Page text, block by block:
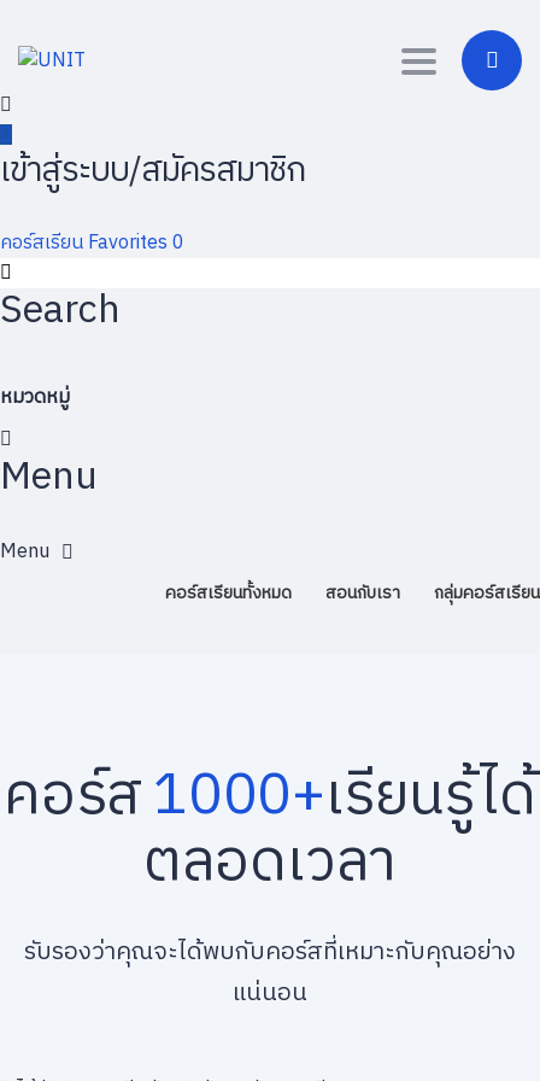
Toggle
เข้าสู่ระบบ/สมัครสมาชิก
คอร์สเรียนFavorites0
Search
หมวดหมู่
Menu
คอร์สเรียนทั้งหมด สอนกับเรา กลุ่มคอร์สเรียน
คอร์ส1000+เรียนรู้ได้
ตลอดเวลา
รับรองว่าคุณจะได้พบกับคอร์สที่เหมาะกับคุณอย่าง
แน่นอน